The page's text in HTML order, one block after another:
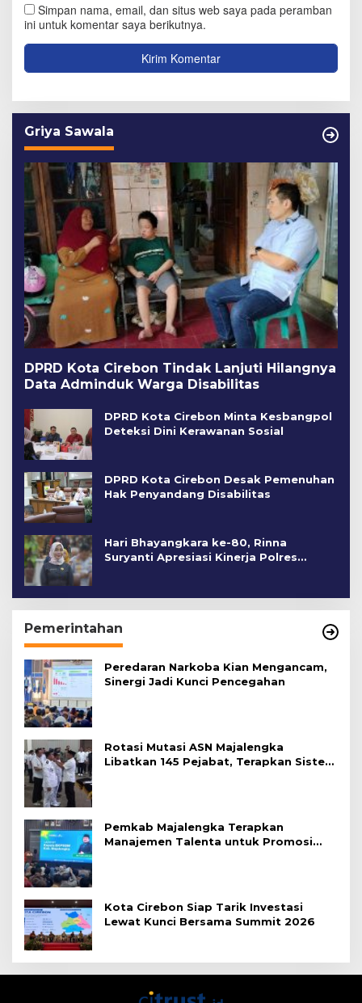
Simpan nama, email, dan situs web saya pada peramban
ini untuk komentar saya berikutnya.
Griya Sawala
DPRD Kota Cirebon Tindak Lanjuti Hilangnya
Data Adminduk Warga Disabilitas
DPRD Kota Cirebon Minta Kesbangpol
Deteksi Dini Kerawanan Sosial
DPRD Kota Cirebon Desak Pemenuhan
Hak Penyandang Disabilitas
Hari Bhayangkara ke-80, Rinna
Suryanti Apresiasi Kinerja Polres
Pemerintahan
Peredaran Narkoba Kian Mengancam,
Sinergi Jadi Kunci Pencegahan
Rotasi Mutasi ASN Majalengka
Libatkan 145 Pejabat, Terapkan Sistem
Pemkab Majalengka Terapkan
Manajemen Talenta untuk Promosi
Kota Cirebon Siap Tarik Investasi
Lewat Kunci Bersama Summit 2026